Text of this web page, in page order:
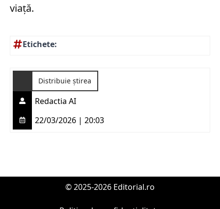
viață.
Etichete:
Distribuie știrea
Redactia AI
22/03/2026 | 20:03
© 2025-2026 Editorial.ro